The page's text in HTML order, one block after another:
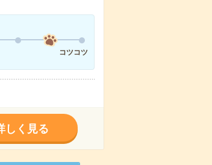
コツコツ
しく見る